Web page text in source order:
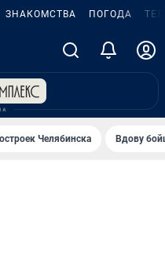
ЗНАКОМСТВА ПОГОДА
Челябинска Вдову